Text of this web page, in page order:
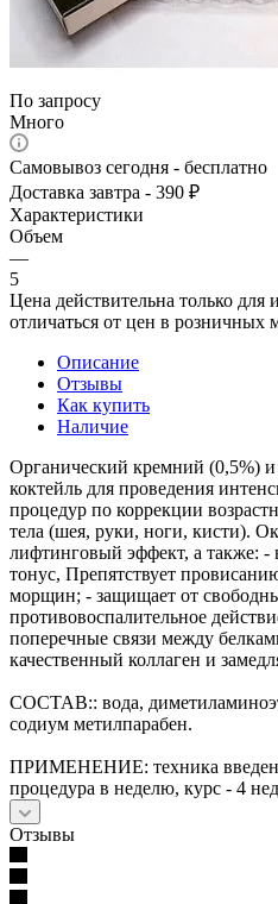
По запросу
Много
Самовывоз сегодня - бесплатно
Доставка завтра - 390 ₽
Характеристики
Объем
—
5
Цена действительна только для
отличаться от цен в розничных
Описание
Отзывы
Как купить
Наличие
Органический кремний (0,5%)
коктейль для проведения
процедур по коррекции
тела (шея, руки, ноги, кисти).
лифтинговый эффект, а также:
тонус, Препятствует
морщин; - защищает от
противовоспалительное
поперечные связи между
качественный коллаген и
СОСТАВ:: вода,
содиум метилпарабен.
ПРИМЕНЕНИЕ: техника
процедура в неделю, курс - 4
Отзывы